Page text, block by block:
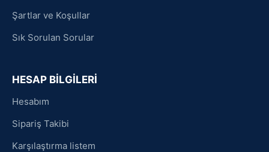
Şartlar ve Koşullar
Sık Sorulan Sorular
HESAP BİLGİLERİ
Hesabım
Sipariş Takibi
Karşılaştırma listem